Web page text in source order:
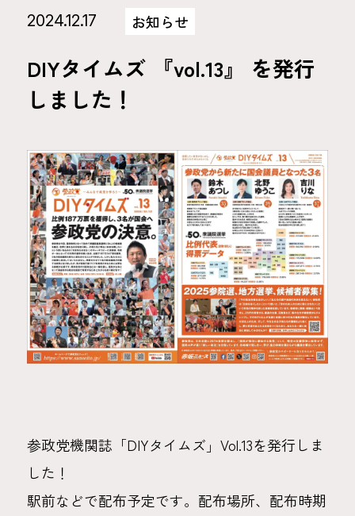
2024.12.17 お知らせ
DIYタイムズ 『vol.13』 を発行
しました！
参政党機関誌「DIYタイムズ」Vol.13を発行しま
した！
駅前などで配布予定です。配布場所、配布時期